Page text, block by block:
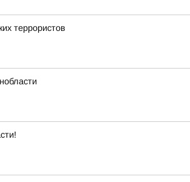
террористов